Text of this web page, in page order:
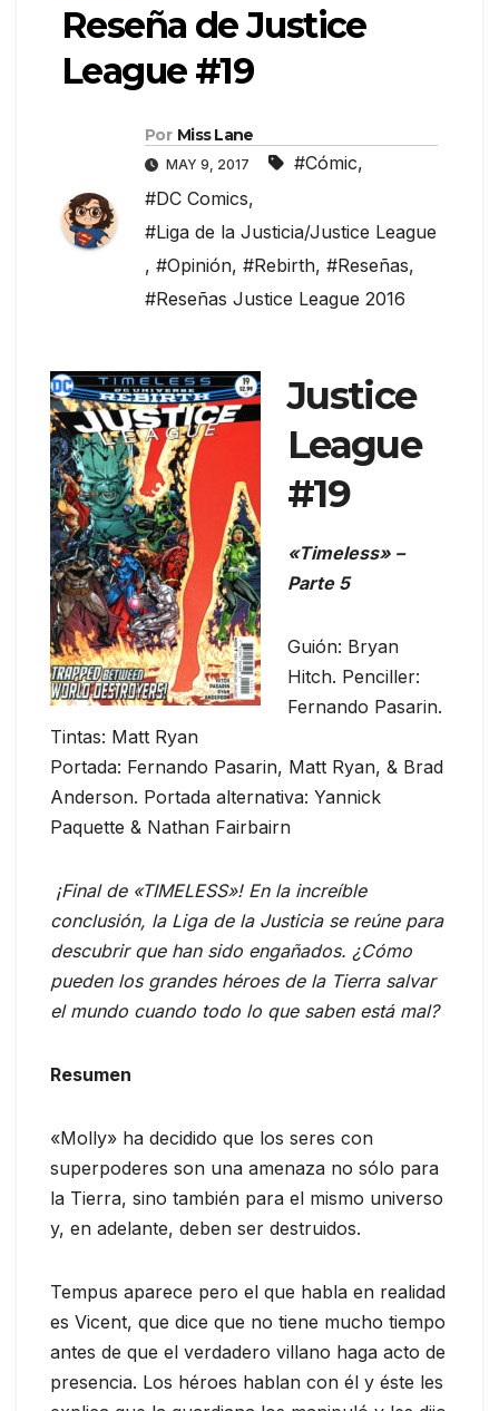
Reseña de Justice
League #19
Por Miss Lane
MAY 9, 2017 #Cómic,
#DC Comics,
#Liga de la Justicia/Justice League
, #Opinión, #Rebirth, #Reseñas,
#Reseñas Justice League 2016
Justice
League
#19
«Timeless» –
Parte 5
Guión: Bryan
Hitch. Penciller:
Fernando Pasarin.
Tintas: Matt Ryan
Portada: Fernando Pasarin, Matt Ryan, & Brad
Anderson. Portada alternativa: Yannick
Paquette & Nathan Fairbairn
¡Final de «TIMELESS»! En la increíble
conclusión, la Liga de la Justicia se reúne para
descubrir que han sido engañados. ¿Cómo
pueden los grandes héroes de la Tierra salvar
el mundo cuando todo lo que saben está mal?
Resumen
«Molly» ha decidido que los seres con
superpoderes son una amenaza no sólo para
la Tierra, sino también para el mismo universo
y, en adelante, deben ser destruidos.
Tempus aparece pero el que habla en realidad
es Vicent, que dice que no tiene mucho tiempo
antes de que el verdadero villano haga acto de
presencia. Los héroes hablan con él y éste les